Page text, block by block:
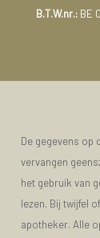
B.T.W.nr.:BE
De gegevens op
vervangen
het gebruik van
lezen. Bij twijfel
apotheker. Alle